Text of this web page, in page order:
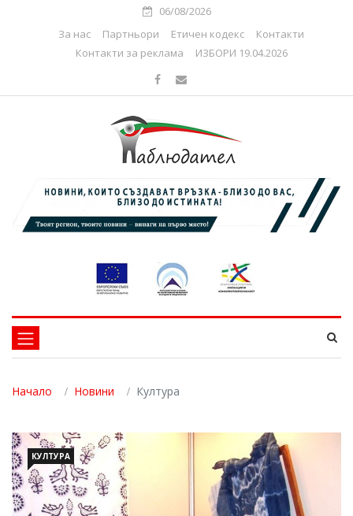
06/08/2026
За нас
Партньори Етичен кодекс
Контакти
Контакти за реклама
ИЗБОРИ 19.04.2026
Начало Новини Култура
КУЛТУРА